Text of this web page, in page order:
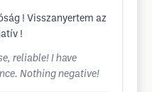
! Visszanyertem az
!
reliable! I have
Nothing negative!